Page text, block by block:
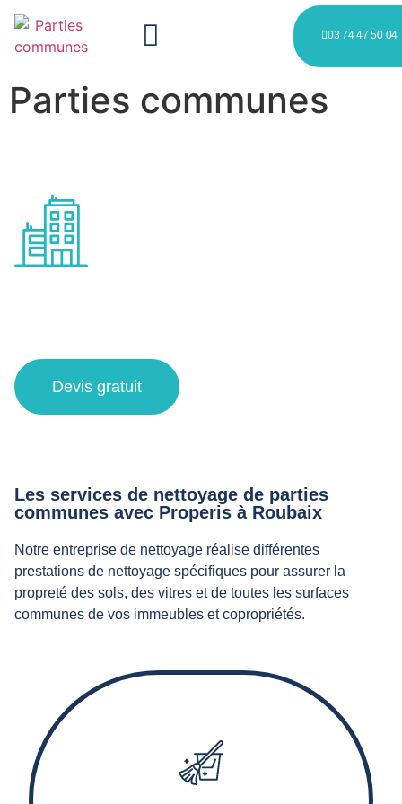
03 74 47 50 04
Parties communes
Devis gratuit
Les services de nettoyage de parties
communes avec Properis à Roubaix
Notre entreprise de nettoyage réalise différentes
prestations de nettoyage spécifiques pour assurer la
propreté des sols, des vitres et de toutes les surfaces
communes de vos immeubles et copropriétés.
Nos agents d’entretien effectuent le balayage,